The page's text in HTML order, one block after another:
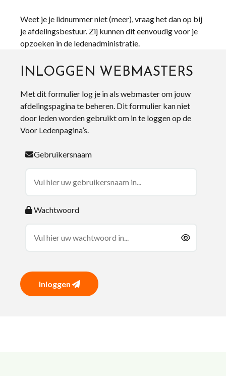
Weet je je lidnummer niet (meer), vraag het dan op bij
je afdelingsbestuur. Zij kunnen dit eenvoudig voor je
opzoeken in de ledenadministratie.
INLOGGEN WEBMASTERS
Met dit formulier log je in als webmaster om jouw
afdelingspagina te beheren. Dit formulier kan niet
door leden worden gebruikt om in te loggen op de
Voor Ledenpagina’s.
Gebruikersnaam
Wachtwoord
Inloggen